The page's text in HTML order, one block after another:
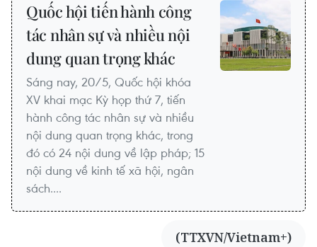
Quốc hội tiến hành công
tác nhân sự và nhiều nội
dung quan trọng khác
Sáng nay, 20/5, Quốc hội khóa
XV khai mạc Kỳ họp thứ 7, tiến
hành công tác nhân sự và nhiều
nội dung quan trọng khác, trong
đó có 24 nội dung về lập pháp; 15
nội dung về kinh tế xã hội, ngân
sách....
(TTXVN/Vietnam+)